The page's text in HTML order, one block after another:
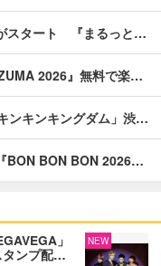
スタート 『まるっと…
2026』無料で楽…
ンキンキングダム」渋…
BON BON BON 2026…
」
タンプ配…
NEW